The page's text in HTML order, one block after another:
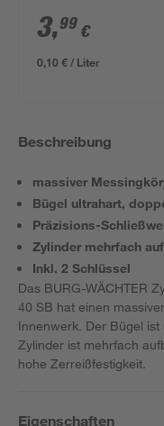
3,99 €
0,10 € / Liter
Beschreibung
massiver
Bügel ultrahart,
Präzisions-
Zylinder mehrfach
Inkl. 2 Schlüssel
Das BURG-WÄCHTER
40 SB hat einen
Innenwerk. Der Bügel
Zylinder ist mehrfach
hohe Zerreißfestigkeit.
Eigenschaften